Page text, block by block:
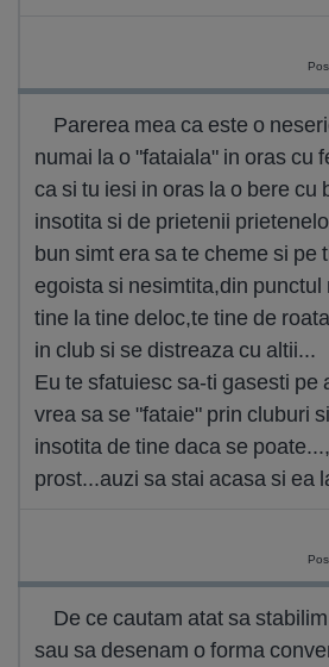
Parerea mea ca este o
numai la o "fataiala" in oras cu
ca si tu iesi in oras la o bere cu
insotita si de prietenii
bun simt era sa te cheme si pe
egoista si nesimtita,din
tine la tine deloc,te tine de
in club si se distreaza cu altii...
Eu te sfatuiesc sa-ti gasesti pe
vrea sa se "fataie" prin cluburi
insotita de tine daca se
prost...auzi sa stai acasa si ea
De ce cautam atat sa
sau sa desenam o forma